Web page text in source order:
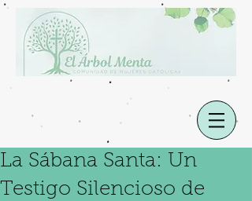
La Sábana Santa: Un
Testigo Silencioso de